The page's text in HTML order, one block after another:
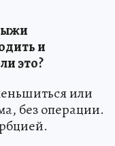
и
это?
или
без операции.